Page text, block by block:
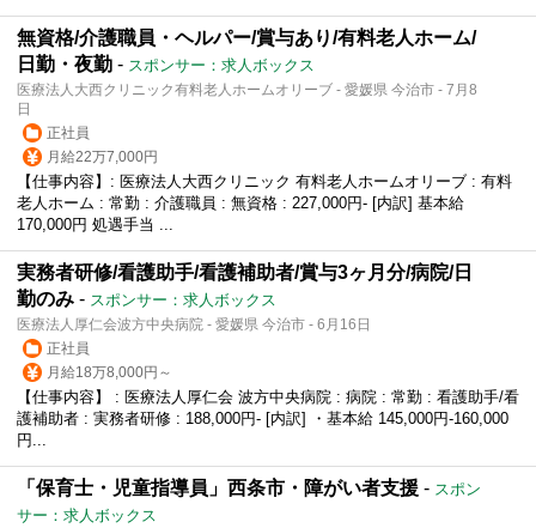
無資格/介護職員・ヘルパー/賞与あり/有料老人ホーム/
日勤・夜勤 - スポンサー：求人ボックス
医療法人大西クリニック有料老人ホームオリーブ - 愛媛県 今治市 - 7月8
日
正社員
月給22万7,000円
【仕事内容】: 医療法人大西クリニック 有料老人ホームオリーブ : 有料
老人ホーム : 常勤 : 介護職員 : 無資格 : 227,000円‐ [内訳] 基本給
170,000円 処遇手当 ...
実務者研修/看護助手/看護補助者/賞与3ヶ月分/病院/日
勤のみ - スポンサー：求人ボックス
医療法人厚仁会波方中央病院 - 愛媛県 今治市 - 6月16日
正社員
月給18万8,000円～
【仕事内容】 : 医療法人厚仁会 波方中央病院 : 病院 : 常勤 : 看護助手/看
護補助者 : 実務者研修 : 188,000円- [内訳] ・基本給 145,000円-160,000
円...
「保育士・児童指導員」西条市・障がい者支援 - スポン
サー：求人ボックス